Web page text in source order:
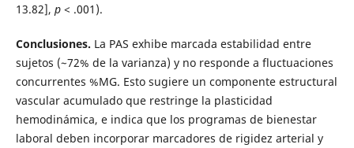
13.82], p< .001).
Conclusiones. La PAS exhibe marcada estabilidad entre
sujetos (~72% de la varianza) y no responde a fluctuaciones
concurrentes %MG. Esto sugiere un componente estructural
vascular acumulado que restringe la plasticidad
hemodinámica, e indica que los programas de bienestar
laboral deben incorporar marcadores de rigidez arterial y